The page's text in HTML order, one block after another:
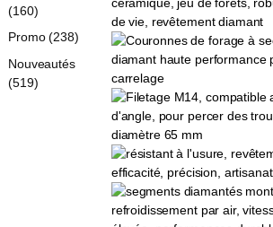
(160)
Promo (238)
Nouveautés
(519)